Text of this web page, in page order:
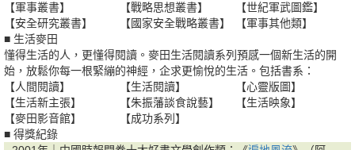
【軍事叢書】
【戰略思想叢書】
【世紀軍武圖鑑】
【安全研究叢書】
【國家安全戰略叢書】
【軍事其他類】
■ 生活麥田
懂得生活的人，更懂得閱讀。麥田生活閱讀系列預感一個新生活的開
始，放鬆你每一根緊繃的神經，企求更愉悅的生活。包括書系：
【人間閱讀】
【生活閱讀】
【心靈版圖】
【生活新主張】
【朱振藩談食說藝】
【生活映象】
【麥田影音館】
【成功系列】
■ 得獎紀錄